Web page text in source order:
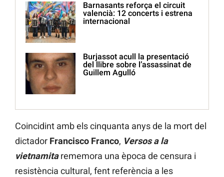
Barnasants reforça el circuit
valencià: 12 concerts i estrena
internacional
Burjassot acull la presentació
del llibre sobre l’assassinat de
Guillem Agulló
Coincidint amb els cinquanta anys de la mort del
dictador Francisco Franco, Versos a la
vietnamita rememora una època de censura i
resistència cultural, fent referència a les